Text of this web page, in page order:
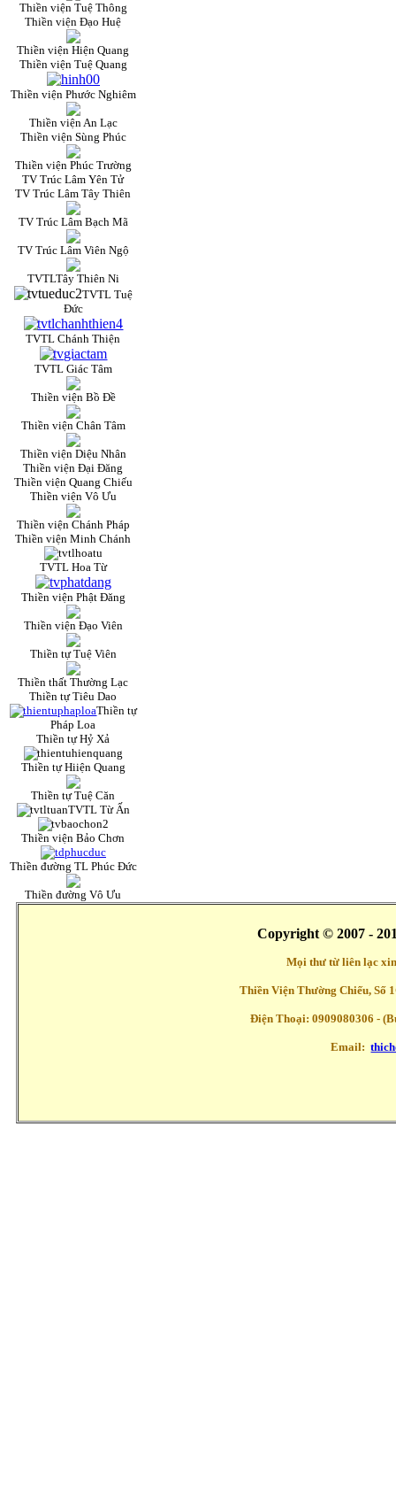
Thiền viện Tuệ Thông
Thiền viện Đạo Huệ
Thiền viện Hiện Quang
Thiền viện Tuệ Quang
Thiền viện Phước Nghiêm
Thiền viện An Lạc
Thiền viện Sùng Phúc
Thiền viện Phúc Trường
TV Trúc Lâm Yên Tử
TV Trúc Lâm Tây Thiên
TV Trúc Lâm Bạch Mã
TV Trúc Lâm Viên Ngộ
TVTLTây Thiên Ni
TVTL Tuệ
Đức
TVTL Chánh Thiện
TVTL Giác Tâm
Thiền viện Bồ Đề
Thiền viện Chân Tâm
Thiền viện Diệu Nhân
Thiền viện Đại Đăng
Thiền viện Quang Chiếu
Thiền viện Vô Ưu
Thiền viện Chánh Pháp
Thiền viện Minh Chánh
TVTL Hoa Từ
Thiền viện Phật Đăng
Thiền viện Đạo Viên
Thiền tự Tuệ Viên
Thiền thất Thường Lạc
Thiền tự Tiêu Dao
Thiền tự
Pháp Loa
Thiền tự Hỷ Xả
Thiền tự Hiiện Quang
Thiền tự Tuệ Căn
TVTL Từ Ấn
Thiền viện Bảo Chơn
Thiền đường TL Phúc Đức
Thiền đường Vô Ưu
Copyright © 2007 -
Mọi thư từ liên lạc
Thiền Viện Thường Chiếu, Số
Điện Thoại: 0909080306 -
Email: